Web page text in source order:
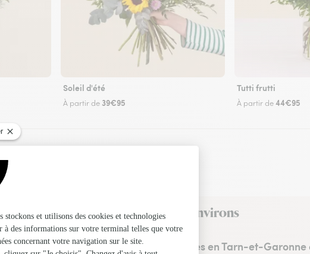
Soleil d'été
À partir de 39€95
Tutti frutti
À partir de44€95
à Montauban et dans ses environs
Les fleuristes en Tarn-et-